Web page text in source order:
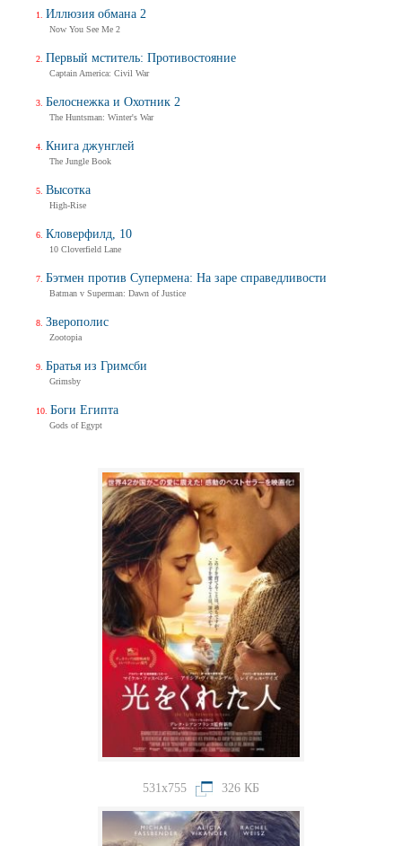
531x755 326 КБ
Иллюзия обмана 2
Now You See Me 2
Первый мститель: Противостояние
Captain America: Civil War
Белоснежка и Охотник 2
The Huntsman: Winter's War
Книга джунглей
The Jungle Book
Высотка
High-Rise
Кловерфилд, 10
10 Cloverfield Lane
Бэтмен против Супермена: На заре справедливости
Batman v Superman: Dawn of Justice
Зверополис
Zootopia
Братья из Гримсби
Grimsby
Боги Египта
Gods of Egypt